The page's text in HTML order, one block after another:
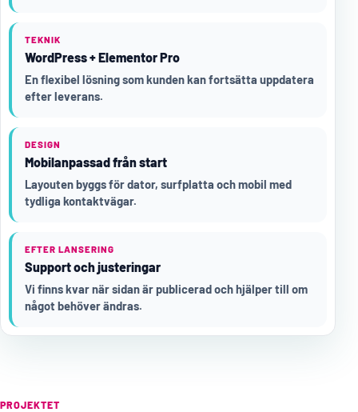
TEKNIK
WordPress + Elementor Pro
En flexibel lösning som kunden kan fortsätta uppdatera
efter leverans.
DESIGN
Mobilanpassad från start
Layouten byggs för dator, surfplatta och mobil med
tydliga kontaktvägar.
EFTER LANSERING
Support och justeringar
Vi finns kvar när sidan är publicerad och hjälper till om
något behöver ändras.
PROJEKTET